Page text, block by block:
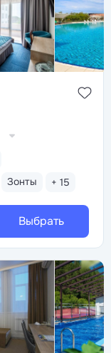
Зонты + 15
Выбрать